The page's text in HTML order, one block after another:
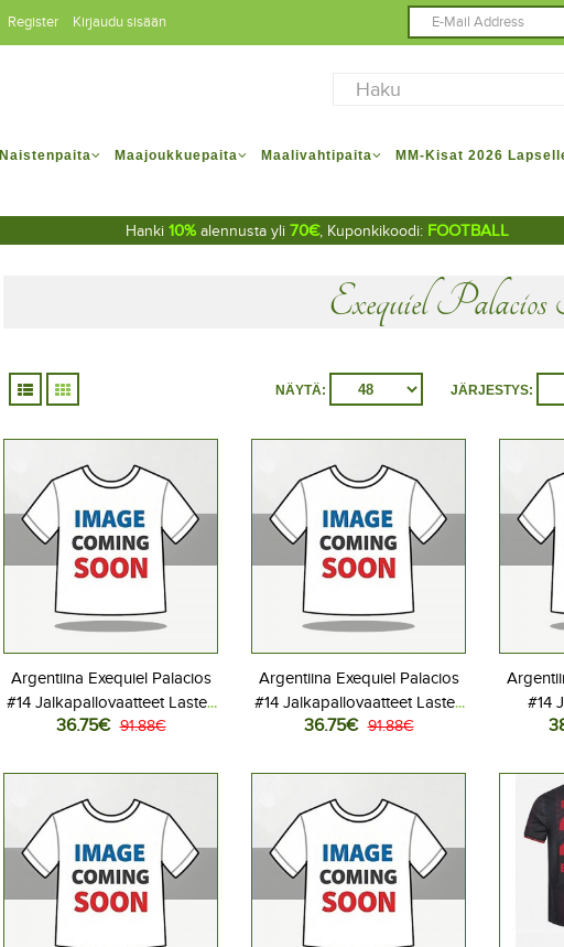
Register Kirjaudu sisään
Naistenpaita Maajoukkuepaita Maalivahtipaita MM-Kisat 2026
Hanki 10% alennusta yli 70€, Kuponkikoodi: FOOTBALL
Exequiel
JÄRJESTYS:
NÄYTÄ:
Argentiina Exequiel Palacios
#14 Jalkapallovaatteet Lasten
Kotipeliasu MM-kisat 2026
housut)
36.75€ 91.88€
Argentiina Exequiel Palacios
#14 Jalkapallovaatteet Lasten
Vieraspeliasu MM-kisat 2026
housut)
36.75€ 91.88€
#14